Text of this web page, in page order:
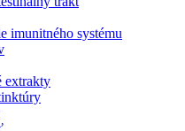
imunitného systému
extrakty